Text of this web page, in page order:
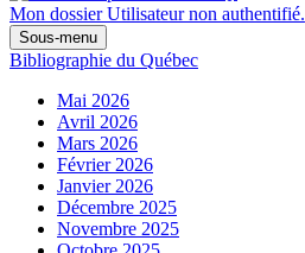
Mon dossier Utilisateur non authentifié.
Sous-menu
Bibliographie du Québec
Mai 2026
Avril 2026
Mars 2026
Février 2026
Janvier 2026
Décembre 2025
Novembre 2025